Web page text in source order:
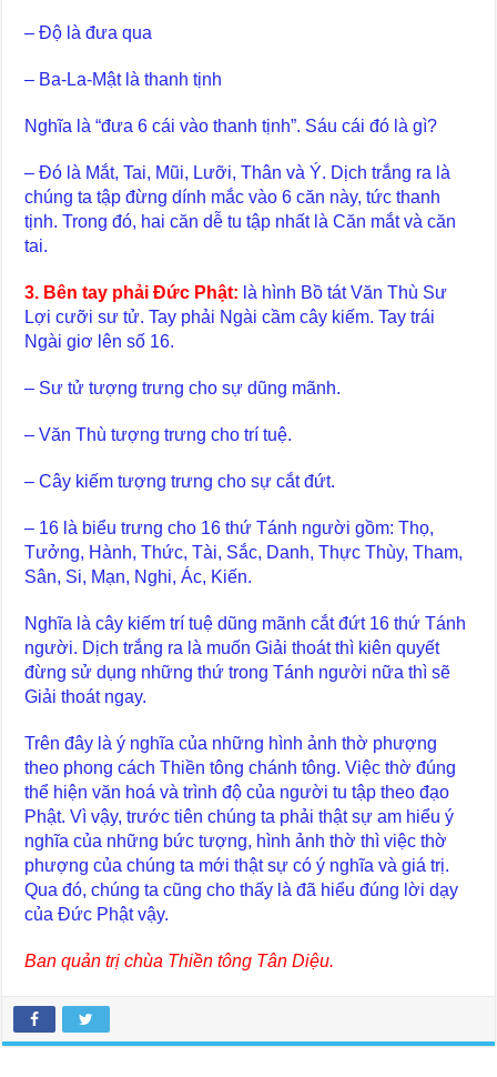
– Độ là đưa qua
– Ba-La-Mật là thanh tịnh
Nghĩa là “đưa 6 cái vào thanh tịnh”. Sáu cái đó là gì?
– Đó là Mắt, Tai, Mũi, Lưỡi, Thân và Ý. Dịch trắng ra là
chúng ta tập đừng dính mắc vào 6 căn này, tức thanh
tịnh. Trong đó, hai căn dễ tu tập nhất là Căn mắt và căn
tai.
3. Bên tay phải Đức Phật: là hình Bồ tát Văn Thù Sư
Lợi cưỡi sư tử. Tay phải Ngài cầm cây kiếm. Tay trái
Ngài giơ lên số 16.
– Sư tử tượng trưng cho sự dũng mãnh.
– Văn Thù tượng trưng cho trí tuệ.
– Cây kiếm tượng trưng cho sự cắt đứt.
– 16 là biểu trưng cho 16 thứ Tánh người gồm: Thọ,
Tưởng, Hành, Thức, Tài, Sắc, Danh, Thực Thùy, Tham,
Sân, Si, Mạn, Nghi, Ác, Kiến.
Nghĩa là cây kiếm trí tuệ dũng mãnh cắt đứt 16 thứ Tánh
người. Dịch trắng ra là muốn Giải thoát thì kiên quyết
đừng sử dụng những thứ trong Tánh người nữa thì sẽ
Giải thoát ngay.
Trên đây là ý nghĩa của những hình ảnh thờ phượng
theo phong cách Thiền tông chánh tông. Việc thờ đúng
thể hiện văn hoá và trình độ của người tu tập theo đạo
Phật. Vì vậy, trước tiên chúng ta phải thật sự am hiểu ý
nghĩa của những bức tượng, hình ảnh thờ thì việc thờ
phượng của chúng ta mới thật sự có ý nghĩa và giá trị.
Qua đó, chúng ta cũng cho thấy là đã hiểu đúng lời dạy
của Đức Phật vậy.
Ban quản trị chùa Thiền tông Tân Diệu.